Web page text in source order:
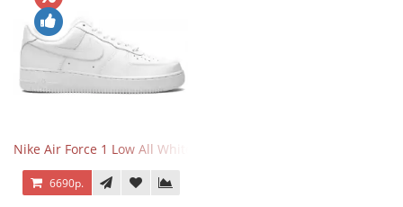
Nike Air Force 1 Low All White
6690р.